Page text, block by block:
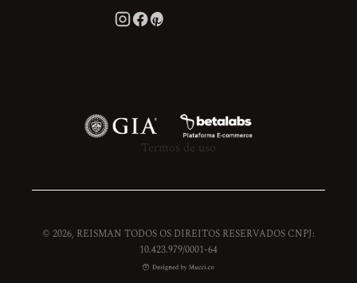
Termos de uso
© 2026, REISMAN TODOS OS DIREITOS RESERVADOS CNPJ:
10.423.979/0001-64